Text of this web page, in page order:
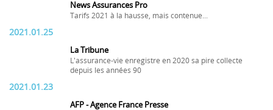
News Assurances Pro
Tarifs 2021 à la hausse, mais contenue...
2021.01.25
La Tribune
L'assurance-vie enregistre en 2020 sa pire collecte
depuis les années 90
2021.01.23
AFP - Agence France Presse